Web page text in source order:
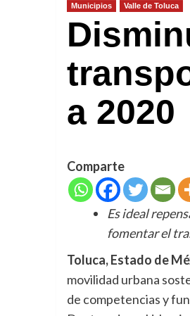
Municipios Valle de Toluca
a 2020
Comparte
Es ideal
fomentar el
Toluca, Estado de
movilidad urbana
de competencias y